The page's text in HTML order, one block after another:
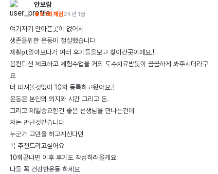
안보람
51회 체험24년 1월
여기저기 안아픈곳이 없어서
생존을위한 운동이 절실했습니다
재활pt알아보다가 여러 후기들을보고 찾아간곳이에요.!
몸컨디션 체크하고 체험수업을 거의 도수치료받듯이 꼼꼼하게 봐주시더라구
요
더 따져볼것없이 10회 등록하고왔어요.!
운동은 본인의 의지와 시간 그리고 돈.
그리고 제일중요한건 좋은 선생님을 만나는건데
저는 만난것같습니다
누군가 고민을 하고계신다면
꼭 추천드리고싶어요
10회끝나면 이후 후기도 작성하러올게요
다들 꼭 건강한운동 하세요